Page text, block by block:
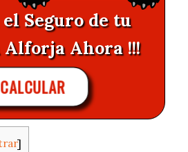
Seguro de tu
Alforja Ahora !!!
CALCULAR
]